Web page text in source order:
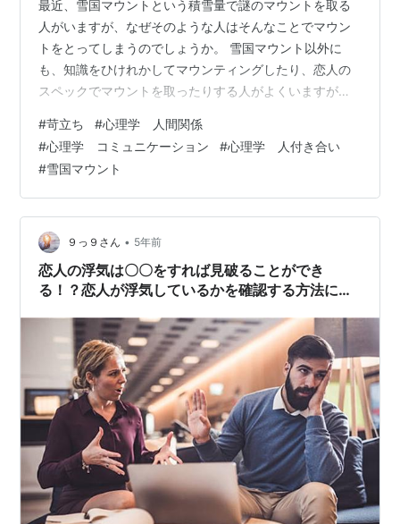
最近、雪国マウントという積雪量で謎のマウントを取る
人がいますが、なぜそのような人はそんなことでマウン
トをとってしまうのでしょうか。 雪国マウント以外に
も、知識をひけれかしてマウンティングしたり、恋人の
スペックでマウントを取ったりする人がよくいますが、
今回はそのような「マウントを取る人の心理」について
解説していこうと思うので、よかったら最後まで見てく
ださい。 「マウントを取る」という言葉の起源 マウント
はライバル心の現れ 自分に自信が持てていない人は人に
マウントを取りやすい 嫉妬心が強い人はマウントを取り
やすい マウントををとってくる人への対処…
#苛立ち #心理学 人間関係
#心理学 コミュニケーション #心理学 人付き合い
#雪国マウント
９っ９さん • 5年前
恋人の浮気は〇〇をすれば見破ることができ
る！？恋人が浮気しているかを確認する方法につ